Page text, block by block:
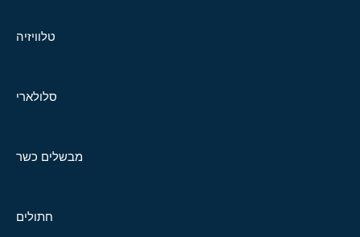
טלוויזיה
סלולארי
מבשלים כשר
חתולים